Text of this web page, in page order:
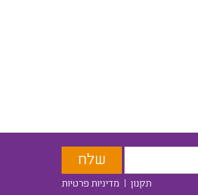
תקנון | מדיניות פרטיות